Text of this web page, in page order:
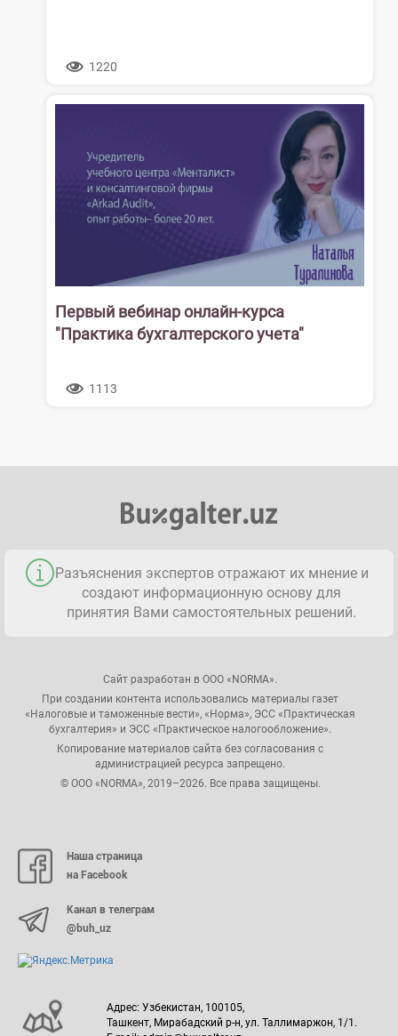
1220
Первый вебинар онлайн-курса
"Практика бухгалтерского учета"
1113
Разъяснения экспертов отражают их мнение и
создают информационную основу для
принятия Вами самостоятельных решений.
Сайт разработан в ООО «NORMA».
При создании контента использовались материалы газет
«Налоговые и таможенные вести», «Норма», ЭСС «Практическая
бухгалтерия» и ЭСС «Практическое налогообложение».
Копирование материалов сайта без согласования с
администрацией ресурса запрещено.
© ООО «NORMA», 2019–2026. Все права защищены.
Наша страница
на Facebook
Канал в телеграм
@buh_uz
Адрес: Узбекистан, 100105,
Ташкент, Мирабадский р-н, ул. Таллимаржон, 1/1.